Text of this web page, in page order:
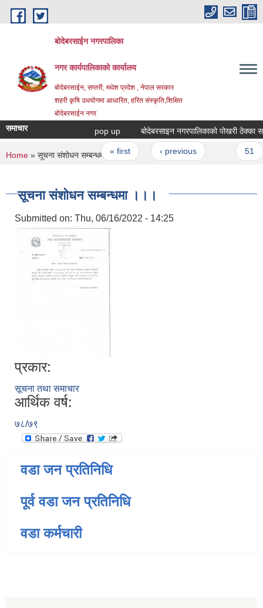
Skip to main content
बोदेबरसाईन नगरपालिका
नगर कार्यपालिकाको कार्यालय
बोदेबरसाईन, सप्तरी, मधेश प्रदेश , नेपाल सरकार
शहरी कृषि उधयोगमा आधारित, हरित संस्कृति,शिक्षित
बोदेबरसाईन नगर
समाचार pop up बोदेबरसाइन नगरपालिकाको पोखरी ठेक्का
Pages
« first ‹ previous
You are here
Home » सूचना संशोधन सम्बन्धमा ।।।
सूचना संशोधन सम्बन्धमा ।।।
Submitted on: Thu, 06/16/2022 - 14:25
प्रकार:
सूचना तथा समाचार
आर्थिक वर्ष:
७८/७९
वडा जन प्रतिनिधि
पूर्व वडा जन प्रतिनिधि
वडा कर्मचारी